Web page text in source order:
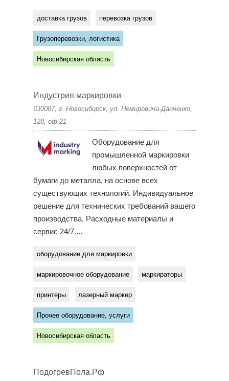
доставка грузов перевозка грузов
Грузоперевозки, логистика
Новосибирская область
Индустрия маркировки
630087, г. Новосибирск, ул. Немировича-Данченко,
128, оф.21
Оборудование для
промышленной маркировки
любых поверхностей от
бумаги до металла, на основе всех
существующих технологий. Индивидуальное
решение для технических требований вашего
производства. Расходные материалы и
сервис 24/7....
оборудование для маркировки
маркировочное оборудование маркираторы
принтеры лазерный маркер
Прочее оборудование, услуги
Новосибирская область
ПодогревПола.Рф